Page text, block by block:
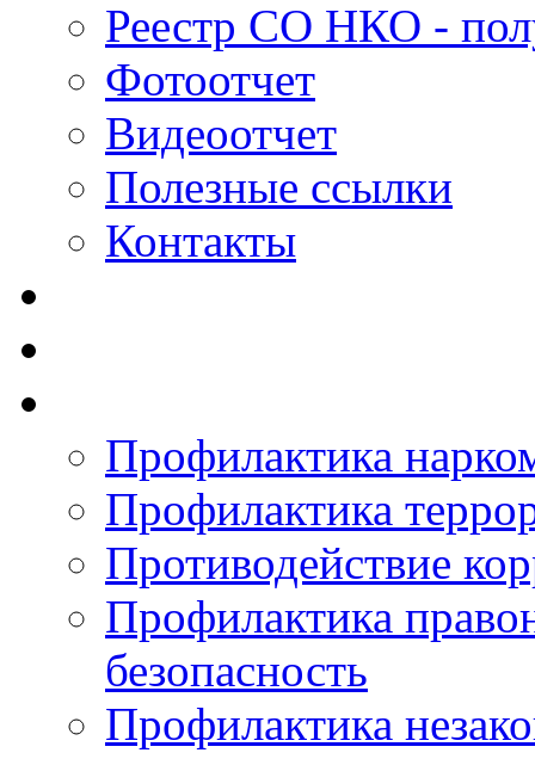
Реестр СО НКО -
Фотоотчет
Видеоотчет
Полезные ссылки
Контакты
Профилактика
Профилактика
Противодействие
Профилактика
безопасность
Профилактика